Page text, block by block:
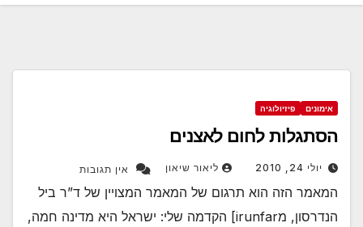
אימונים פיזיולוגיה
הסתגלות לחום לאצנים
יולי 24, 2010 ליאור שיאון אין תגובות
המאמר הזה הוא תרגום של המאמר המצויין של ד”ר ביל
הנדרסון, מirunfar] הקדמה שלי: ישראל היא מדינה חמה,